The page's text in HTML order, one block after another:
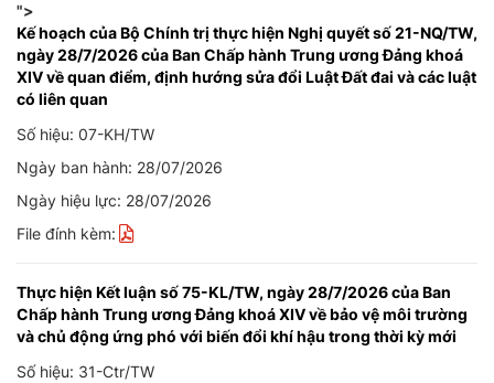
">
Kế hoạch của Bộ Chính trị thực hiện Nghị quyết số 21-NQ/TW,
ngày 28/7/2026 của Ban Chấp hành Trung ương Đảng khoá
XIV về quan điểm, định hướng sửa đổi Luật Đất đai và các luật
có liên quan
Số hiệu: 07-KH/TW
Ngày ban hành: 28/07/2026
Ngày hiệu lực: 28/07/2026
File đính kèm:
Thực hiện Kết luận số 75-KL/TW, ngày 28/7/2026 của Ban
Chấp hành Trung ương Đảng khoá XIV về bảo vệ môi trường
và chủ động ứng phó với biến đổi khí hậu trong thời kỳ mới
Số hiệu: 31-Ctr/TW